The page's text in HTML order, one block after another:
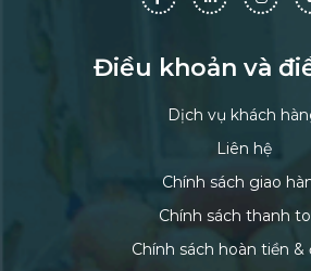
Điều khoản và
Dịch vụ khách
Liên hệ
Chính sách giao
Chính sách thanh
Chính sách hoàn tiền &